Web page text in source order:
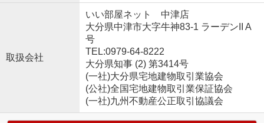
取扱会社
いい部屋ネット 中津店
大分県中津市大字牛神83-1 ラーデンII A
号
TEL:0979-64-8222
大分県知事 (2) 第3414号
(一社)大分県宅地建物取引業協会
(公社)全国宅地建物取引業保証協会
(一社)九州不動産公正取引協議会